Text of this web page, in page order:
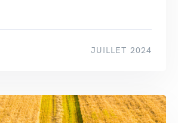
JUILLET 2024